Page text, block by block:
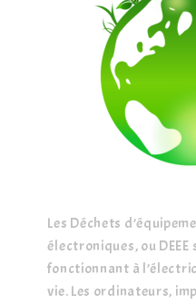
Les Déchets
électroniques, ou
fonctionnant à
vie. Les ordinateurs,